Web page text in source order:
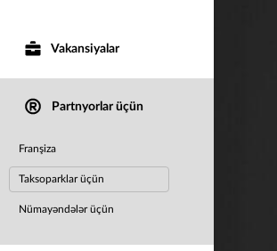
Vakansiyalar
Partnyorlar üçün
Franşiza
Taksoparklar üçün
Nümayəndələr üçün